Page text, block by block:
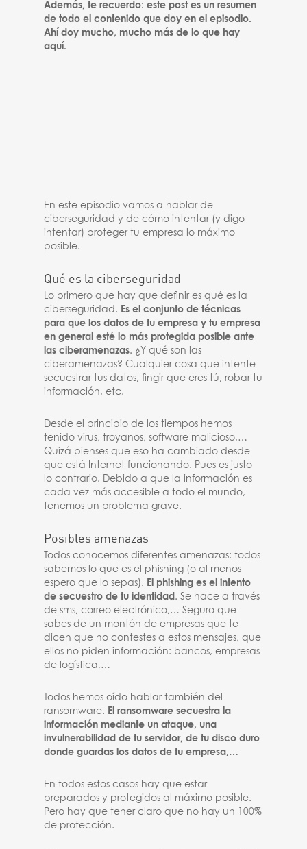
Además, te recuerdo: este post es un resumen
de todo el contenido que doy en el episodio.
Ahí doy mucho, mucho más de lo que hay
aquí.
En este episodio vamos a hablar de
ciberseguridad y de cómo intentar (y digo
intentar) proteger tu empresa lo máximo
posible.
Qué es la ciberseguridad
Lo primero que hay que definir es qué es la
ciberseguridad. Es el conjunto de técnicas
para que los datos de tu empresa y tu empresa
en general esté lo más protegida posible ante
las ciberamenazas. ¿Y qué son las
ciberamenazas? Cualquier cosa que intente
secuestrar tus datos, fingir que eres tú, robar tu
información, etc.
Desde el principio de los tiempos hemos
tenido virus, troyanos, software malicioso,…
Quizá pienses que eso ha cambiado desde
que está Internet funcionando. Pues es justo
lo contrario. Debido a que la información es
cada vez más accesible a todo el mundo,
tenemos un problema grave.
Posibles amenazas
Todos conocemos diferentes amenazas: todos
sabemos lo que es el phishing (o al menos
espero que lo sepas). El phishing es el intento
de secuestro de tu identidad . Se hace a través
de sms, correo electrónico,… Seguro que
sabes de un montón de empresas que te
dicen que no contestes a estos mensajes, que
ellos no piden información: bancos, empresas
de logística,…
Todos hemos oído hablar también del
ransomware. El ransomware secuestra la
información mediante un ataque, una
invulnerabilidad de tu servidor, de tu disco duro
donde guardas los datos de tu empresa,…
En todos estos casos hay que estar
preparados y protegidos al máximo posible.
Pero hay que tener claro que no hay un 100%
de protección.